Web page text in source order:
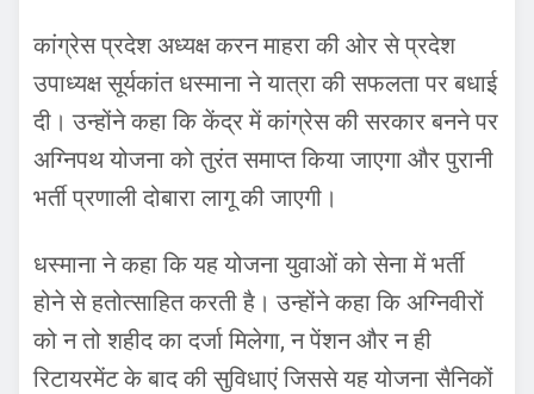
कांग्रेस प्रदेश अध्यक्ष करन माहरा की ओर से प्रदेश
उपाध्यक्ष सूर्यकांत धस्माना ने यात्रा की सफलता पर बधाई
दी। उन्होंने कहा कि केंद्र में कांग्रेस की सरकार बनने पर
अग्निपथ योजना को तुरंत समाप्त किया जाएगा और पुरानी
भर्ती प्रणाली दोबारा लागू की जाएगी।
धस्माना ने कहा कि यह योजना युवाओं को सेना में भर्ती
होने से हतोत्साहित करती है। उन्होंने कहा कि अग्निवीरों
को न तो शहीद का दर्जा मिलेगा, न पेंशन और न ही
रिटायरमेंट के बाद की सुविधाएं जिससे यह योजना सैनिकों